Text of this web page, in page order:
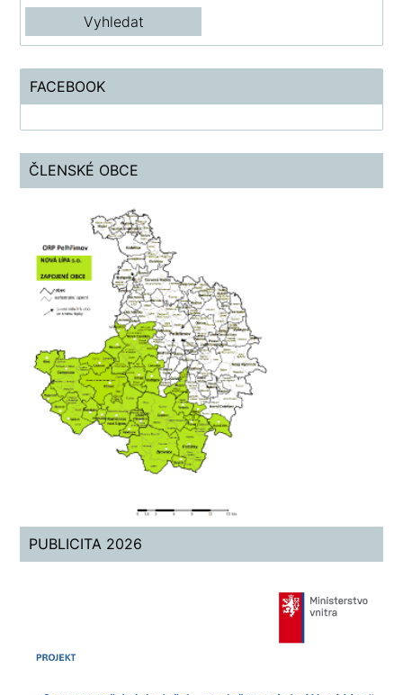
FACEBOOK
ČLENSKÉ OBCE
PUBLICITA 2026